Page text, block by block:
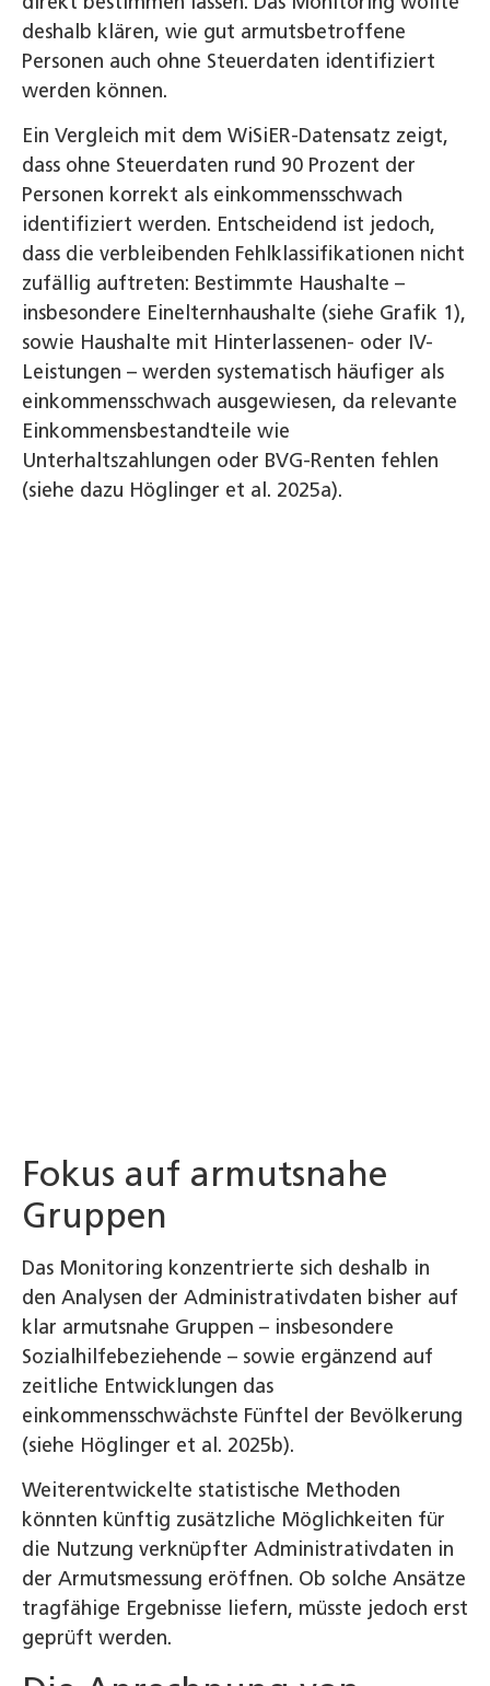
deshalb klären, wie gut armutsbetroffene
Personen auch ohne Steuerdaten identifiziert
werden können.
Ein Vergleich mit dem WiSiER-Datensatz zeigt,
dass ohne Steuerdaten rund 90 Prozent der
Personen korrekt als einkommensschwach
identifiziert werden. Entscheidend ist jedoch,
dass die verbleibenden Fehlklassifikationen nicht
zufällig auftreten: Bestimmte Haushalte –
insbesondere Einelternhaushalte (siehe Grafik 1),
sowie Haushalte mit Hinterlassenen- oder IV-
Leistungen – werden systematisch häufiger als
einkommensschwach ausgewiesen, da relevante
Einkommensbestandteile wie
Unterhaltszahlungen oder BVG-Renten fehlen
(siehe dazu Höglinger et al. 2025a).
Fokus auf armutsnahe
Gruppen
Das Monitoring konzentrierte sich deshalb in
den Analysen der Administrativdaten bisher auf
klar armutsnahe Gruppen – insbesondere
Sozialhilfebeziehende – sowie ergänzend auf
zeitliche Entwicklungen das
einkommensschwächste Fünftel der Bevölkerung
(siehe Höglinger et al. 2025b).
Weiterentwickelte statistische Methoden
könnten künftig zusätzliche Möglichkeiten für
die Nutzung verknüpfter Administrativdaten in
der Armutsmessung eröffnen. Ob solche Ansätze
tragfähige Ergebnisse liefern, müsste jedoch erst
geprüft werden.